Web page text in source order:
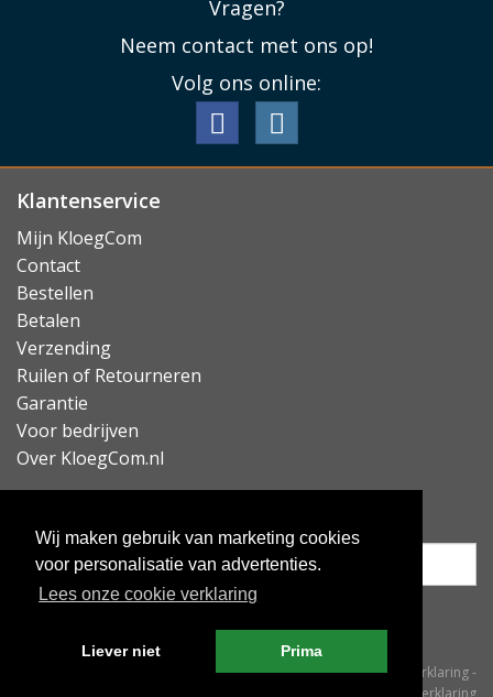
Wij maken gebruik van marketing cookies
voor personalisatie van advertenties.
Lees onze cookie verklaring
Liever niet Prima
Vragen?
Neem contact met ons op!
Volg ons online:
Klantenservice
Mijn KloegCom
Contact
Bestellen
Betalen
Verzending
Ruilen of Retourneren
Garantie
Voor bedrijven
Over KloegCom.nl
Algemene voorwaarden-Cookieverklaring-
Privacyverklaring